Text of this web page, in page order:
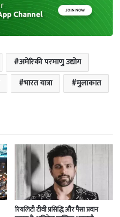
अमेरिकी परमाणु उद्योग
भारत यात्रा मुलाकात
रियलिटी टीवी प्रसिद्धि और पैसा प्रदान